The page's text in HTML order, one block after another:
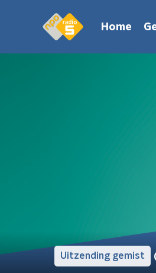
Home
Uitzending gemist